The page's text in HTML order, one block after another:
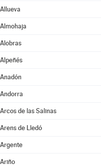
Allueva
Almohaja
Alobras
Alpeñés
Anadón
Andorra
Arcos de las Salinas
Arens de Lledó
Argente
Ariño